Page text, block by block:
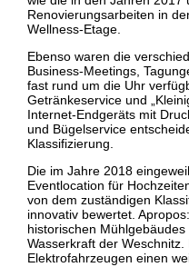
Renovierungsarbeiten in
Wellness-Etage.
Ebenso waren die
Business-Meetings,
fast rund um die Uhr
Getränkeservice und
Internet-Endgeräts mit
und Bügelservice
Klassifizierung.
Die im Jahre 2018
Eventlocation für
von dem zuständigen
innovativ bewertet.
historischen
Wasserkraft der
Elektrofahrzeugen einen